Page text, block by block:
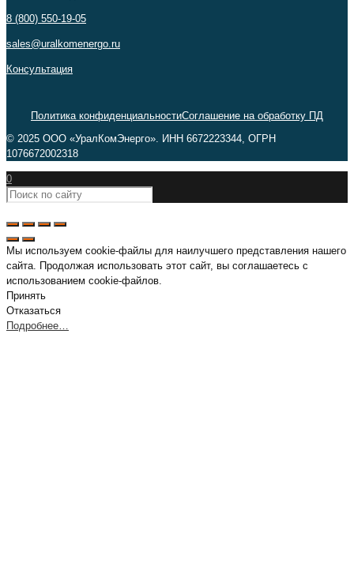
8 (800) 550-19-05
sales@uralkomenergo.ru
Консультация
Политика конфиденциальностиСоглашение на обработку ПД
© 2025 ООО «УралКомЭнерго». ИНН 6672223344, ОГРН
1076672002318
0
Мы используем cookie-файлы для наилучшего представления нашего
сайта. Продолжая использовать этот сайт, вы соглашаетесь с
использованием cookie-файлов.
Принять
Отказаться
Подробнее…